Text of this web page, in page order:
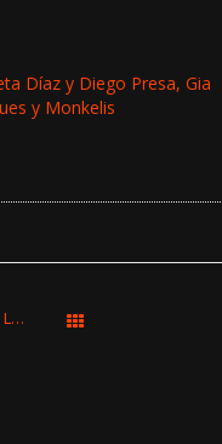
Díaz y Diego Presa, Gia
y Monkelis
Novedades: Eté & Los Problems, Samantha Navarro, Jorge Nasser, LoNaranjaDeLaLuz, Fabián Marquisio y Salados